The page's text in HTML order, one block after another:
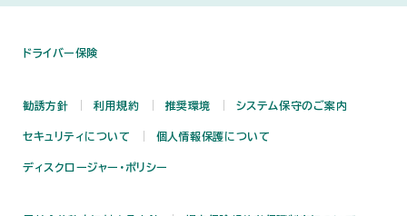
ドライバー保険
勧誘方針 利用規約 推奨環境 システム保守のご案内
セキュリティについて 個人情報保護について
ディスクロージャー・ポリシー